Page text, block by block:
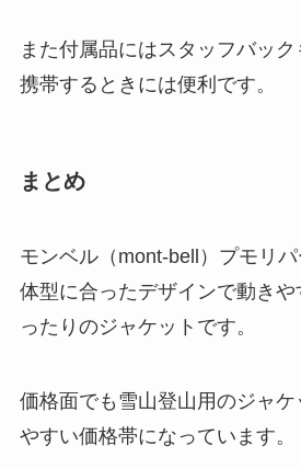
また付属品にはスタッフバッ
携帯するときには便利です。
まとめ
モンベル（mont-bell）プモリ
体型に合ったデザインで動き
ったりのジャケットです。
価格面でも雪山登山用のジャ
やすい価格帯になっています。